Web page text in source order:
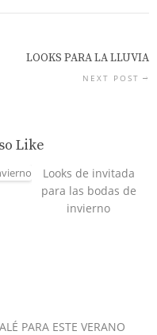
LOOKS PARA LA LLUVIA
NEXT POST
Like
Looks de invitada
para las bodas de
invierno
PARA ESTE VERANO